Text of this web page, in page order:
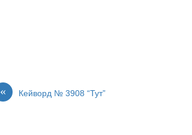
« Кейворд № 3908 “Тут”